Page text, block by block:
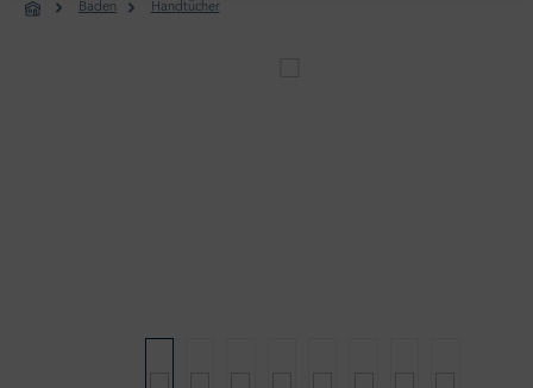
Baden Handtücher